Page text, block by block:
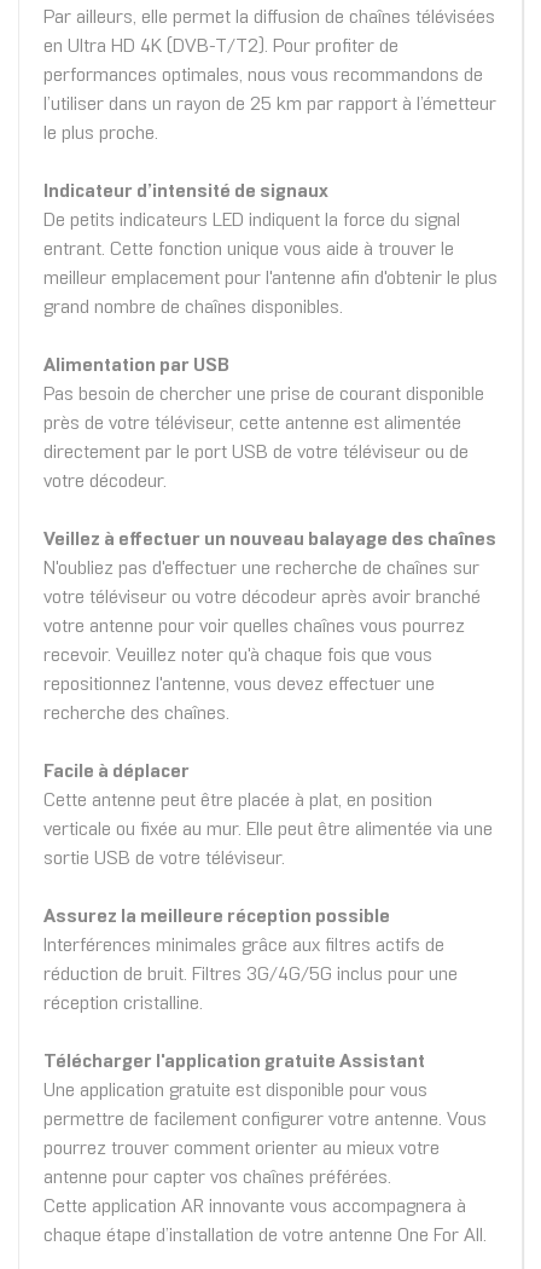
Par ailleurs, elle permet la diffusion de chaînes télévisées
en Ultra HD 4K (DVB-T/T2). Pour profiter de
performances optimales, nous vous recommandons de
l’utiliser dans un rayon de 25 km par rapport à l’émetteur
le plus proche.
Indicateur d’intensité de signaux
De petits indicateurs LED indiquent la force du signal
entrant. Cette fonction unique vous aide à trouver le
meilleur emplacement pour l'antenne afin d'obtenir le plus
grand nombre de chaînes disponibles.
Alimentation par USB
Pas besoin de chercher une prise de courant disponible
près de votre téléviseur, cette antenne est alimentée
directement par le port USB de votre téléviseur ou de
votre décodeur.
Veillez à effectuer un nouveau balayage des chaînes
N'oubliez pas d'effectuer une recherche de chaînes sur
votre téléviseur ou votre décodeur après avoir branché
votre antenne pour voir quelles chaînes vous pourrez
recevoir. Veuillez noter qu'à chaque fois que vous
repositionnez l'antenne, vous devez effectuer une
recherche des chaînes.
Facile à déplacer
Cette antenne peut être placée à plat, en position
verticale ou fixée au mur. Elle peut être alimentée via une
sortie USB de votre téléviseur.
Assurez la meilleure réception possible
Interférences minimales grâce aux filtres actifs de
réduction de bruit. Filtres 3G/4G/5G inclus pour une
réception cristalline.
Télécharger l'application gratuite Assistant
Une application gratuite est disponible pour vous
permettre de facilement configurer votre antenne. Vous
pourrez trouver comment orienter au mieux votre
antenne pour capter vos chaînes préférées.
Cette application AR innovante vous accompagnera à
chaque étape d’installation de votre antenne One For All.